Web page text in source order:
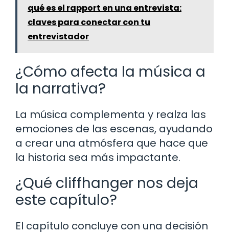
qué es el rapport en una entrevista:
claves para conectar con tu
entrevistador
¿Cómo afecta la música a
la narrativa?
La música complementa y realza las
emociones de las escenas, ayudando
a crear una atmósfera que hace que
la historia sea más impactante.
¿Qué cliffhanger nos deja
este capítulo?
El capítulo concluye con una decisión